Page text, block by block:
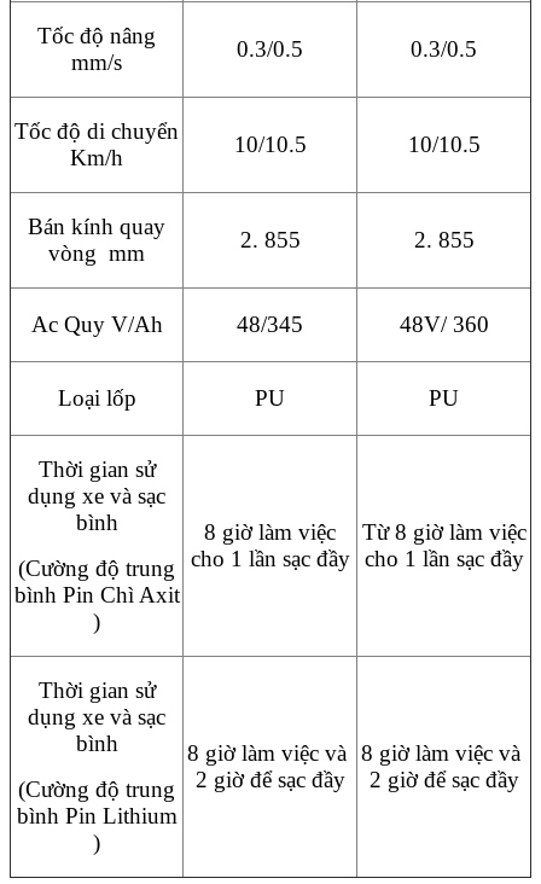
Tốc độ nâng
mm/s
0.3/0.5 0.3/0.5
Tốc độ di chuyển
Km/h
10/10.5 10/10.5
Bán kính quay
vòng mm
2. 855 2. 855
Ac Quy V/Ah 48/345 48V/ 360
Loại lốp PU PU
Thời gian sử
dụng xe và sạc
bình
(Cường độ trung
bình Pin Chì Axit
)
8 giờ làm việc
cho 1 lần sạc đầy
Từ 8 giờ làm việc
cho 1 lần sạc đầy
Thời gian sử
dụng xe và sạc
bình
(Cường độ trung
bình Pin Lithium
)
8 giờ làm việc và
2 giờ để sạc đầy
8 giờ làm việc và
2 giờ để sạc đầy